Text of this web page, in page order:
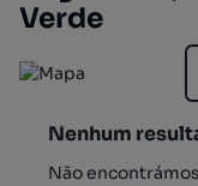
Verde
Nenhum
Não